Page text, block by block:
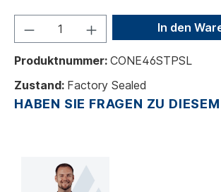
In den
Produktnummer: CONE46STPSL
Zustand: Factory Sealed
HABEN SIE FRAGEN ZU